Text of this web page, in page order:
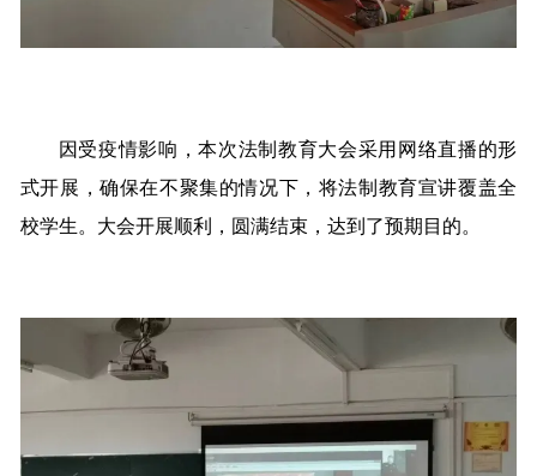
因受疫情影响，本次法制教育大会采用网络直播的形
式开展，确保在不聚集的情况下，将法制教育宣讲覆盖全
校学生。大会开展顺利，圆满结束，达到了预期目的。